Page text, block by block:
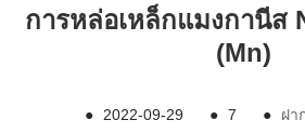
การหล่อเหล็กแมงกานีส
(Mn)
● 2022-09-29 ● 7 ● ฝา